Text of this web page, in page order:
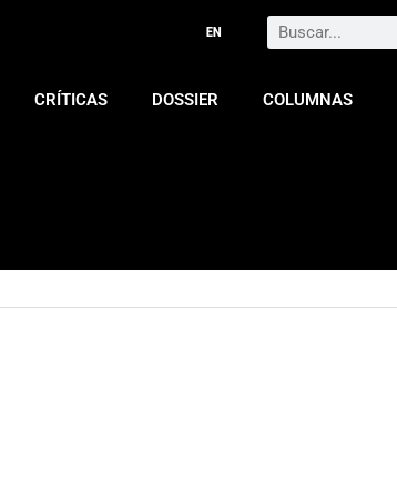
Search
CRÍTICAS DOSSIER COLUMNAS